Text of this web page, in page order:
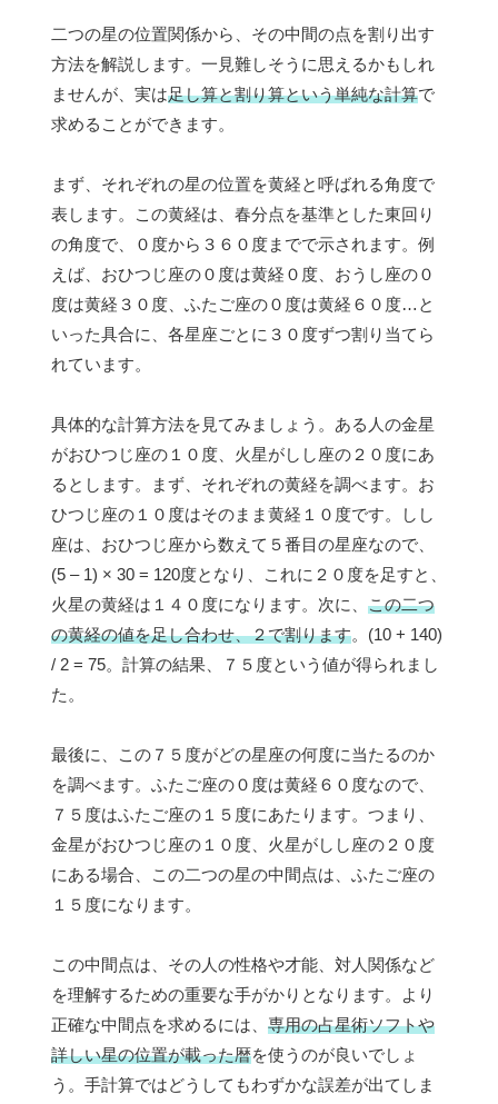
二つの星の位置関係から、その中間の点を割り出す
方法を解説します。一見難しそうに思えるかもしれ
ませんが、実は足し算と割り算という単純な計算で
求めることができます。
まず、それぞれの星の位置を黄経と呼ばれる角度で
表します。この黄経は、春分点を基準とした東回り
の角度で、０度から３６０度までで示されます。例
えば、おひつじ座の０度は黄経０度、おうし座の０
度は黄経３０度、ふたご座の０度は黄経６０度…と
いった具合に、各星座ごとに３０度ずつ割り当てら
れています。
具体的な計算方法を見てみましょう。ある人の金星
がおひつじ座の１０度、火星がしし座の２０度にあ
るとします。まず、それぞれの黄経を調べます。お
ひつじ座の１０度はそのまま黄経１０度です。しし
座は、おひつじ座から数えて５番目の星座なので、
(5 – 1) × 30 = 120度となり、これに２０度を足すと、
火星の黄経は１４０度になります。次に、 この二つ
の黄経の値を足し合わせ、２で割ります。(10 + 140)
/ 2 = 75。計算の結果、７５度という値が得られまし
た。
最後に、この７５度がどの星座の何度に当たるのか
を調べます。ふたご座の０度は黄経６０度なので、
７５度はふたご座の１５度にあたります。つまり、
金星がおひつじ座の１０度、火星がしし座の２０度
にある場合、この二つの星の中間点は、ふたご座の
１５度になります。
この中間点は、その人の性格や才能、対人関係など
を理解するための重要な手がかりとなります。より
正確な中間点を求めるには、 専用の占星術ソフトや
詳しい星の位置が載った暦を使うのが良いでしょ
う。手計算ではどうしてもわずかな誤差が出てしま